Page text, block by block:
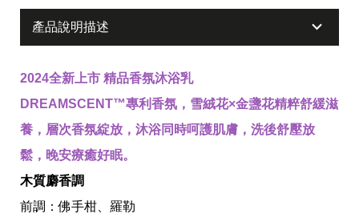
全球經營版圖
活
產品說明描述
2024全新上市 精品香氛沐浴乳
DREAMSCENT™專利香氛，雪絨花×金盞花精粹舒緩滋
養，層次香氛綻放，沐浴同時呵護肌膚，洗後舒壓放
鬆，晚安療癒好眠。
木質麝香調
前調：佛手柑、羅勒